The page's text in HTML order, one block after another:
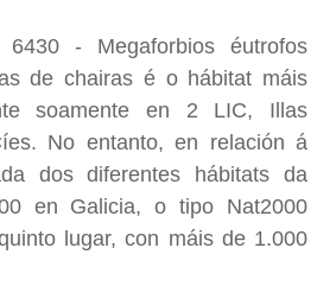
- Megaforbios éutrofos
de chairas é o hábitat máis
soamente en 2 LIC, Illas
No entanto, en relación á
dos diferentes hábitats da
en Galicia, o tipo Nat2000
lugar, con máis de 1.000